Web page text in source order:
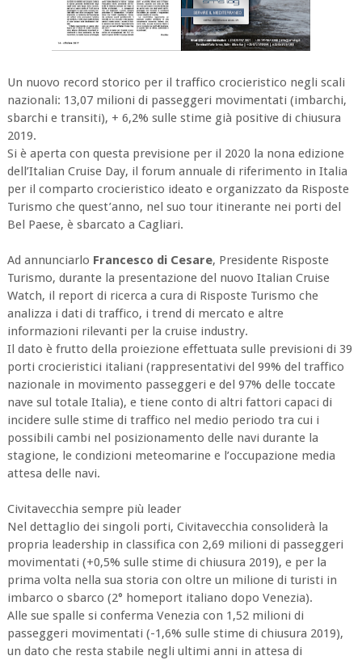
Un nuovo record storico per il traffico crocieristico negli scali
nazionali: 13,07 milioni di passeggeri movimentati (imbarchi,
sbarchi e transiti), + 6,2% sulle stime già positive di chiusura
2019.
Si è aperta con questa previsione per il 2020 la nona edizione
dell’Italian Cruise Day, il forum annuale di riferimento in Italia
per il comparto crocieristico ideato e organizzato da Risposte
Turismo che quest’anno, nel suo tour itinerante nei porti del
Bel Paese, è sbarcato a Cagliari.
Ad annunciarlo Francesco di Cesare, Presidente Risposte
Turismo, durante la presentazione del nuovo Italian Cruise
Watch, il report di ricerca a cura di Risposte Turismo che
analizza i dati di traffico, i trend di mercato e altre
informazioni rilevanti per la cruise industry.
Il dato è frutto della proiezione effettuata sulle previsioni di 39
porti crocieristici italiani (rappresentativi del 99% del traffico
nazionale in movimento passeggeri e del 97% delle toccate
nave sul totale Italia), e tiene conto di altri fattori capaci di
incidere sulle stime di traffico nel medio periodo tra cui i
possibili cambi nel posizionamento delle navi durante la
stagione, le condizioni meteomarine e l’occupazione media
attesa delle navi.
Civitavecchia sempre più leader
Nel dettaglio dei singoli porti, Civitavecchia consoliderà la
propria leadership in classifica con 2,69 milioni di passeggeri
movimentati (+0,5% sulle stime di chiusura 2019), e per la
prima volta nella sua storia con oltre un milione di turisti in
imbarco o sbarco (2° homeport italiano dopo Venezia).
Alle sue spalle si conferma Venezia con 1,52 milioni di
passeggeri movimentati (-1,6% sulle stime di chiusura 2019),
un dato che resta stabile negli ultimi anni in attesa di